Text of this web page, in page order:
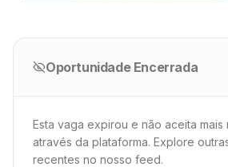
Oportunidade Encerrada
Esta vaga expirou e não aceita
através da plataforma. Explore
recentes no nosso feed.